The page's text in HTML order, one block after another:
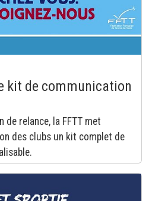
kit de communication
de relance, la FFTT met
des clubs un kit complet de